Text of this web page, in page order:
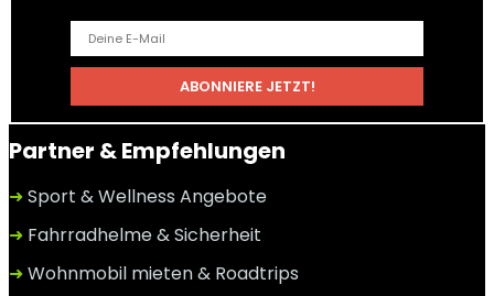
Partner & Empfehlungen
➜ Sport & Wellness Angebote
➜ Fahrradhelme & Sicherheit
➜ Wohnmobil mieten & Roadtrips